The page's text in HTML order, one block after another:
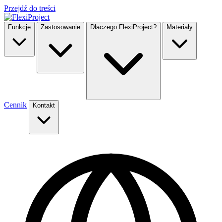
Przejdź do treści
Funkcje Zastosowanie Dlaczego FlexiProject? Materiały
Cennik Kontakt